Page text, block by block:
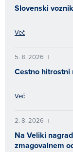
Slovenski
Več
5. 8. 2026 |
Cestno
Več
2. 8. 2026 |
Na Veliki
zmagovalnem